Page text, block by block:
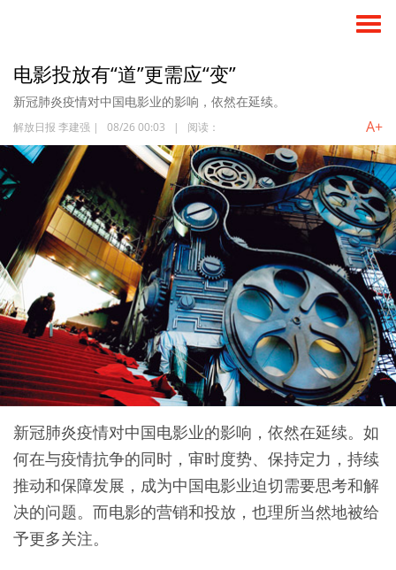
电影投放有“道”更需应“变”
新冠肺炎疫情对中国电影业的影响，依然在延续。
解放日报 李建强 | 08/26 00:03 | 阅读： A+
新冠肺炎疫情对中国电影业的影响，依然在延续。如
何在与疫情抗争的同时，审时度势、保持定力，持续
推动和保障发展，成为中国电影业迫切需要思考和解
决的问题。而电影的营销和投放，也理所当然地被给
予更多关注。